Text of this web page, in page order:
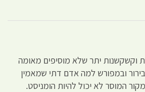
וקשקשנות יתר שלא מוסיפים מאומה
ובמפורש למה אדם דתי שמאמין
המוסר לא יכול להיות הומניסט.